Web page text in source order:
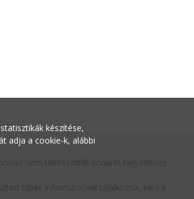
nem tekintendők konkrét helyzetekre
hibás információval találkozna, kérjük
készítése,
adja a cookie-k, alábbi